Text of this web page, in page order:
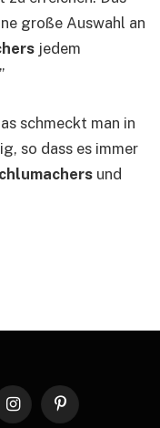
große Auswahl an
jedem
schmeckt man in
so dass es immer
und
InstagramPinterest